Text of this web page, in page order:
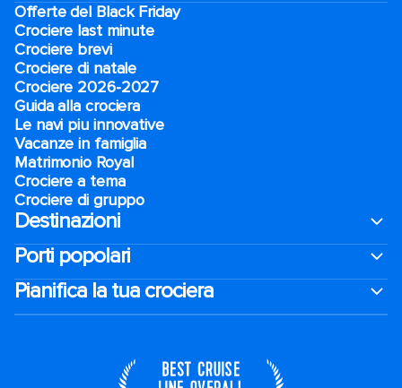
Offerte del Black Friday
Crociere last minute
Crociere brevi​
Crociere di natale​
Crociere 2026-2027
Guida alla crociera
Le navi piu innovative
Vacanze in famiglia
Matrimonio Royal
Crociere a tema
Crociere di gruppo
Destinazioni
Porti popolari
Pianifica la tua crociera